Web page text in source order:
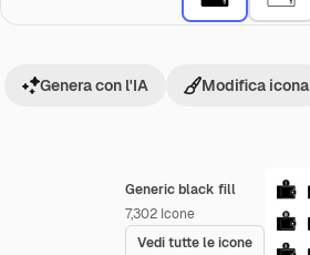
Generic black fill
7,302 Icone
Vedi tutte le icone
Genera con l'IA Modifica icona